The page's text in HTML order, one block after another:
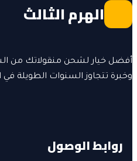
الهرم الثالث
أفضل خيار لشحن منقولاتك من
وخبرة تتجاوز السنوات الطويلة
روابط الوصول